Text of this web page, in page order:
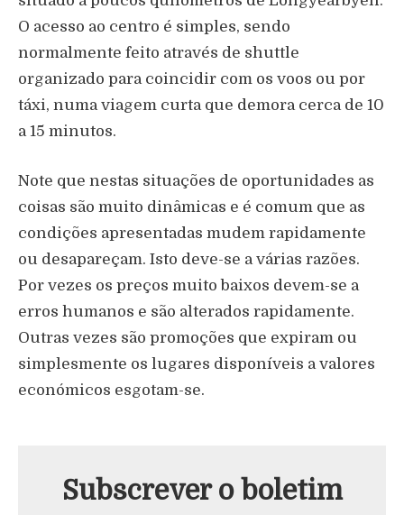
O acesso ao centro é simples, sendo
normalmente feito através de shuttle
organizado para coincidir com os voos ou por
táxi, numa viagem curta que demora cerca de 10
a 15 minutos.
Note que nestas situações de oportunidades as
coisas são muito dinâmicas e é comum que as
condições apresentadas mudem rapidamente
ou desapareçam. Isto deve-se a várias razões.
Por vezes os preços muito baixos devem-se a
erros humanos e são alterados rapidamente.
Outras vezes são promoções que expiram ou
simplesmente os lugares disponíveis a valores
económicos esgotam-se.
Subscrever o boletim